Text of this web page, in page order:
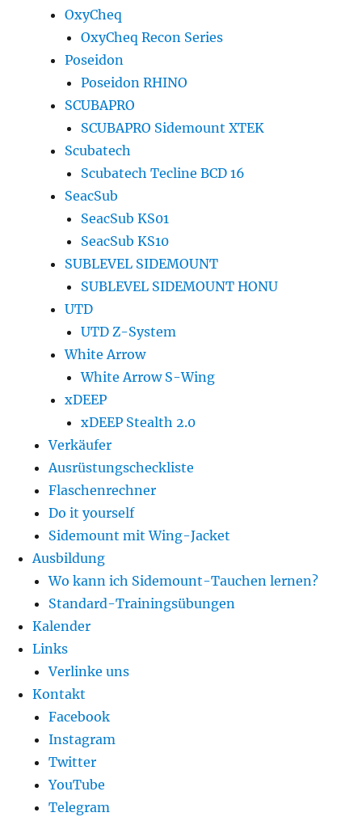
OxyCheq
OxyCheq Recon Series
Poseidon
Poseidon RHINO
SCUBAPRO
SCUBAPRO Sidemount XTEK
Scubatech
Scubatech Tecline BCD 16
SeacSub
SeacSub KS01
SeacSub KS10
SUBLEVEL SIDEMOUNT
SUBLEVEL SIDEMOUNT HONU
UTD
UTD Z-System
White Arrow
White Arrow S-Wing
xDEEP
xDEEP Stealth 2.0
Verkäufer
Ausrüstungscheckliste
Flaschenrechner
Do it yourself
Sidemount mit Wing-Jacket
Ausbildung
Wo kann ich Sidemount-Tauchen lernen?
Standard-Trainingsübungen
Kalender
Links
Verlinke uns
Kontakt
Facebook
Instagram
Twitter
YouTube
Telegram